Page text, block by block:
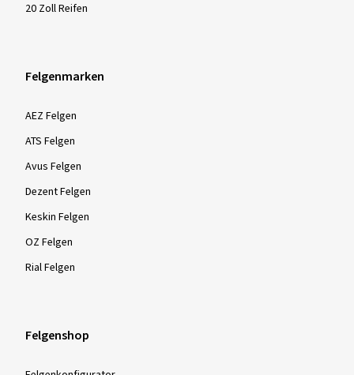
20 Zoll Reifen
Felgenmarken
AEZ Felgen
ATS Felgen
Avus Felgen
Dezent Felgen
Keskin Felgen
OZ Felgen
Rial Felgen
Felgenshop